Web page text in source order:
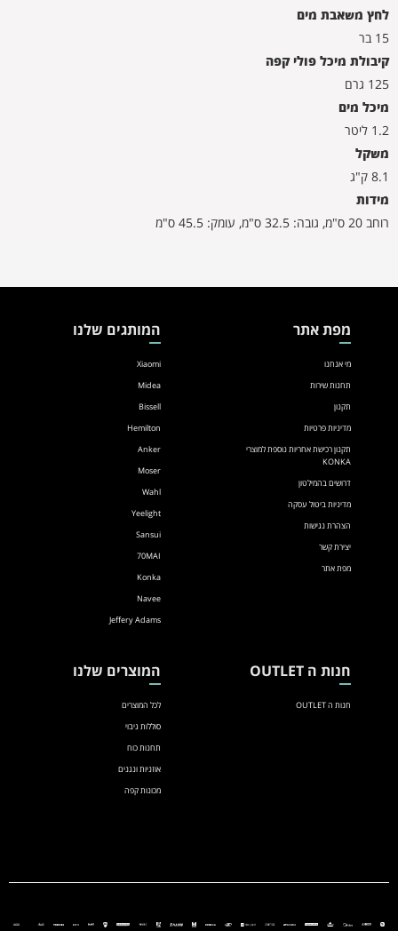
לחץ משאבת מים
15 בר
קיבולת מיכל פולי קפה
125 גרם
מיכל מים
1.2 ליטר
משקל
8.1 ק"ג
מידות
רוחב 20 ס"מ, גובה: 32.5 ס"מ, עומק: 45.5 ס"מ
מפת אתר
מי אנחנו
תחנות שירות
תקנון
מדיניות פרטיות
תקנון רכישת אחריות נוספת למוצרי
KONKA
דרושים בהמילטון
מדיניות ביטול עסקה
הצהרת נגישות
יצירת קשר
מפת אתר
המותגים שלנו
Xiaomi
Midea
Bissell
Hemilton
Anker
Moser
Wahl
Yeelight
Sansui
70MAI
Konka
Navee
Jeffery Adams
חנות ה OUTLET
חנות ה OUTLET
המוצרים שלנו
לכל המוצרים
סוללות גיבוי
תחנות כוח
אוזניות ונגנים
מכונות קפה